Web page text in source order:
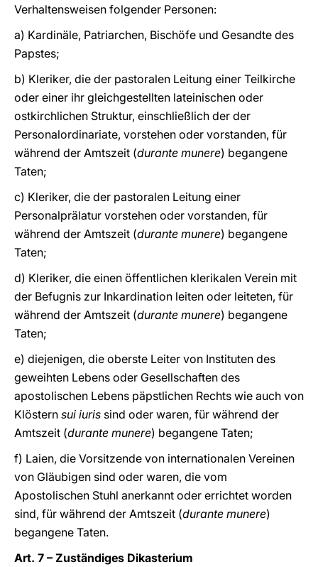
Verhaltensweisen folgender Personen:
a) Kardinäle, Patriarchen, Bischöfe und Gesandte des
Papstes;
b) Kleriker, die der pastoralen Leitung einer Teilkirche
oder einer ihr gleichgestellten lateinischen oder
ostkirchlichen Struktur, einschließlich der der
Personalordinariate, vorstehen oder vorstanden, für
während der Amtszeit (durante munere) begangene
Taten;
c) Kleriker, die der pastoralen Leitung einer
Personalprälatur vorstehen oder vorstanden, für
während der Amtszeit (durante munere) begangene
Taten;
d) Kleriker, die einen öffentlichen klerikalen Verein mit
der Befugnis zur Inkardination leiten oder leiteten, für
während der Amtszeit (durante munere) begangene
Taten;
e) diejenigen, die oberste Leiter von Instituten des
geweihten Lebens oder Gesellschaften des
apostolischen Lebens päpstlichen Rechts wie auch von
Klöstern sui iuris sind oder waren, für während der
Amtszeit (durante munere) begangene Taten;
f) Laien, die Vorsitzende von internationalen Vereinen
von Gläubigen sind oder waren, die vom
Apostolischen Stuhl anerkannt oder errichtet worden
sind, für während der Amtszeit (durante munere)
begangene Taten.
Art. 7 – Zuständiges Dikasterium